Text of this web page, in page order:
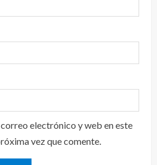
electrónico y web en este
vez que comente.